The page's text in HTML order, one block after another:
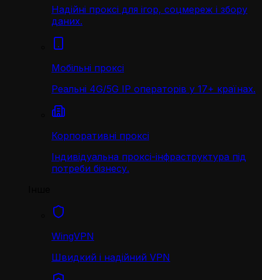
Надійні проксі для ігор, соцмереж і збору
даних.
Мобільні проксі
Реальні 4G/5G IP операторів у 17+ країнах.
Корпоративні проксі
Індивідуальна проксі-інфраструктура під
потреби бізнесу.
WingVPN
Швидкий і надійний VPN